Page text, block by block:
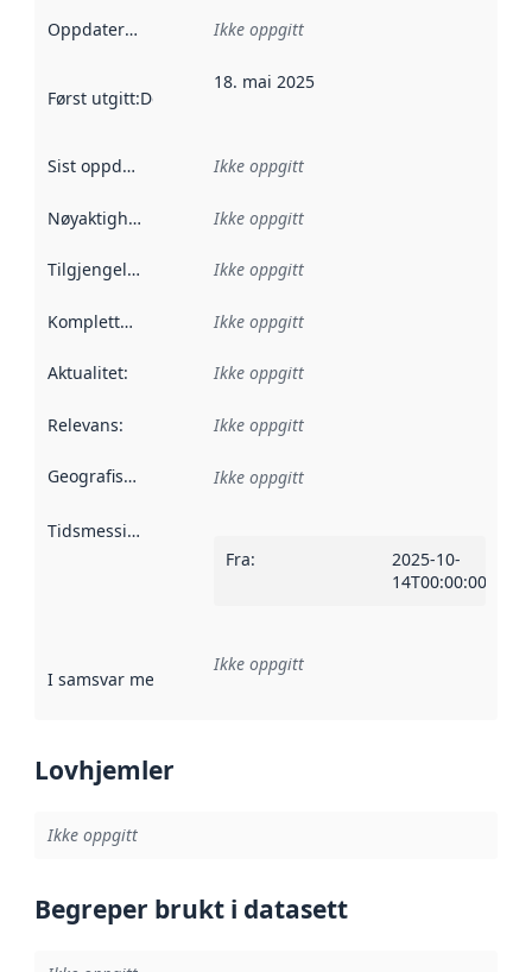
Oppdateringsfrekvens :
Ikke oppgitt
Først utgitt:Denne datoen sier når dataene i dette
18. mai 2025
Sist oppdatert Ikke oppgitt
Nøyaktighet Ikke oppgitt
Tilgjengelighet Ikke oppgitt
Kompletthet Ikke oppgitt
Aktualitet: Ikke oppgitt
Relevans: Ikke oppgitt
Geografisk avgrensning :
Ikke oppgitt
Tidsmessig avgrensning
Fra:
2025-10-
14T00:00:00Z
I samsvar med Referanse til en implementasjonsregel
Ikke oppgitt
Lovhjemler
Ikke oppgitt
Begreper brukt i datasett